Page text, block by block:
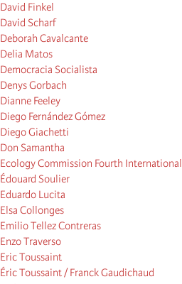
David Finkel
David Scharf
Deborah Cavalcante
Delia Matos
Democracia Socialista
Denys Gorbach
Dianne Feeley
Diego Fernández Gómez
Diego Giachetti
Don Samantha
Ecology Commission Fourth International
Édouard Soulier
Eduardo Lucita
Elsa Collonges
Emilio Tellez Contreras
Enzo Traverso
Eric Toussaint
Éric Toussaint / Franck Gaudichaud